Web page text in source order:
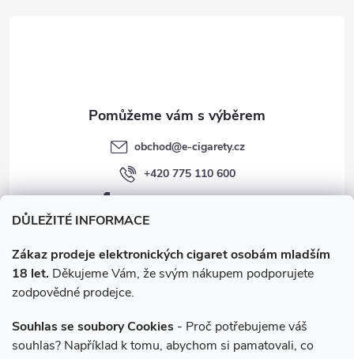
DŮLEŽITÉ INFORMACE
Zákaz prodeje elektronických cigaret osobám mladším
18 let. Děkujeme Vám, že svým nákupem podporujete
zodpovědné prodejce.
Souhlas se soubory Cookies - Proč potřebujeme váš
souhlas? Například k tomu, abychom si pamatovali, co
obchod@e-cigarety.cz
+420 775 110 600
facebook.com/e-cigarety.cz